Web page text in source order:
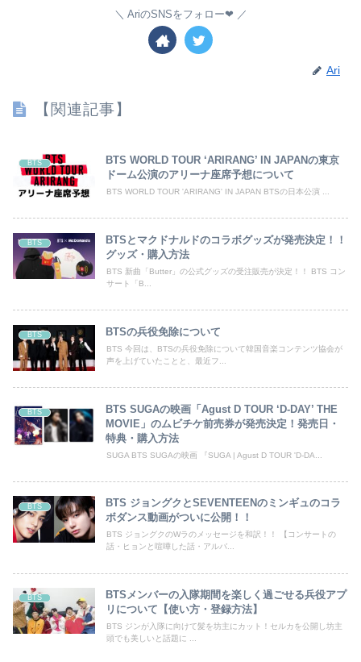
AriのSNSをフォロー❤︎
Ari
【関連記事】
BTS
BTS WORLD TOUR ‘ARIRANG’ IN JAPANの東京
ドーム公演のアリーナ座席予想について
BTS WORLD TOUR 'ARIRANG' IN JAPAN BTSの日本公演 ...
BTS
BTSとマクドナルドのコラボグッズが発売決定！！
グッズ・購入方法
BTS 新曲「Butter」の公式グッズの受注販売が決定！！ BTS コン
サート「B...
BTS BTSの兵役免除について
BTS 今回は、BTSの兵役免除について韓国音楽コンテンツ協会が
声を上げていたことと、最近フ...
BTS
BTS SUGAの映画「Agust D TOUR ‘D-DAY’ THE
MOVIE」のムビチケ前売券が発売決定！発売日・
特典・購入方法
SUGA BTS SUGAの映画 『SUGA | Agust D TOUR 'D-DA...
BTS
BTS ジョングクとSEVENTEENのミンギュのコラ
ボダンス動画がついに公開！！
BTS ジョングクのWラのメッセージを和訳！！ 【コンサートの
話・ヒョンと喧嘩した話・アルバ...
BTS
BTSメンバーの入隊期間を楽しく過ごせる兵役アプ
リについて【使い方・登録方法】
BTS ジンが入隊に向けて髪を坊主にカット！セルカを公開し坊主
頭でも美しいと話題に ...